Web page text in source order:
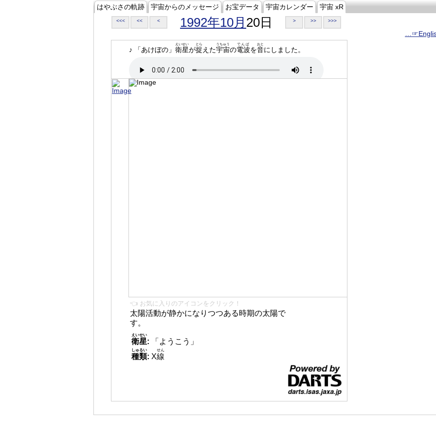
はやぶさの軌跡 宇宙からのメッセージ お宝データ 宇宙カレンダー 宇宙 xR
<<< << < 1992年10月 20日 > >> >>>
♪ 「あけぼの」 衛星
えいせい
が捉
とら
えた宇宙
うちゅう
の電波
でんぱ
を音
おと
にしました。
👈 お気に入りのアイコンをクリック！
太陽活動が静かになりつつある時期の太陽で
す。
衛星
えいせい
:
「ようこう」
種類
しゅるい
: X線
せん